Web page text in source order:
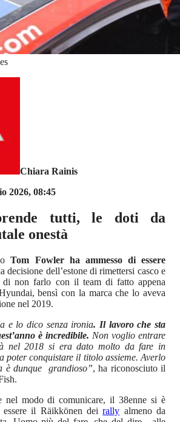
Chiara Rainis
2026, 08:45
tutti, le doti da
onestà
Tom Fowler ha ammesso di essere
decisione dell’estone di rimettersi casco e
di non farlo con il team di fatto appena
bensì con la marca che lo aveva
nel 2019.
e lo dico senza ironia. Il lavoro che sta
è incredibile. Non voglio entrare
nel 2018 si era dato molto da fare in
poter conquistare il titolo assieme. Averlo
è dunque grandioso”, ha riconosciuto il
nel modo di comunicare, il 38enne si è
essere il Räikkönen deirally almeno da